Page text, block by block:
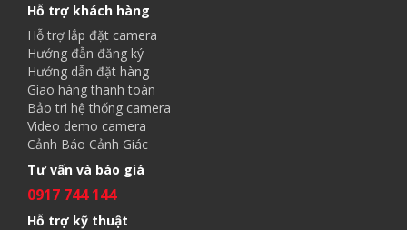
Hỗ trợ khách hàng
Hỗ trợ lắp đặt camera
Hướng đẫn đăng ký
Hướng dẫn đặt hàng
Giao hàng thanh toán
Bảo trì hệ thống camera
Video demo camera
Cảnh Báo Cảnh Giác
Tư vấn và báo giá
0917 744 144
Hỗ trợ kỹ thuật